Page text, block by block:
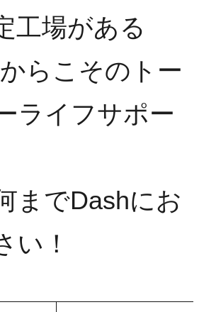
工場がある
らこそのトー
ライフサポー
までDashにお
い！